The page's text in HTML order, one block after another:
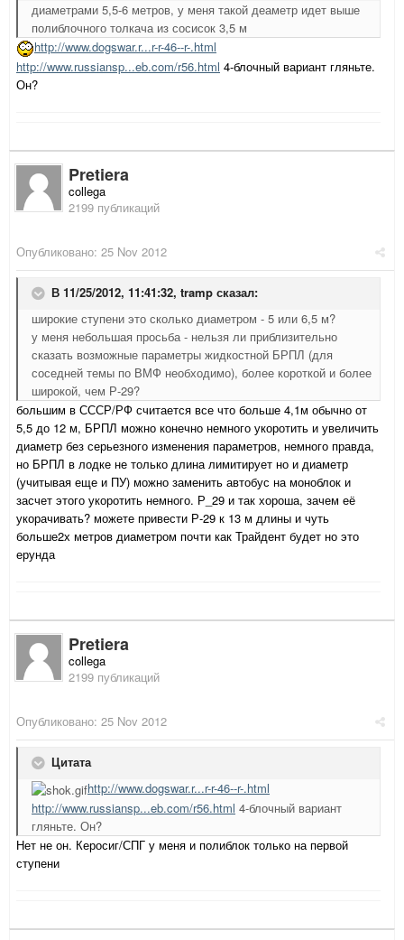
диаметрами 5,5-6 метров, у меня такой деаметр идет выше
полиблочного толкача из сосисок 3,5 м
http://www.dogswar.r...r-r-46--r-.html
http://www.russiansp...eb.com/r56.html 4-блочный вариант гляньте.
Он?
Pretiera
collega
2199 публикаций
Опубликовано: 25 Nov 2012
В 11/25/2012, 11:41:32, tramp сказал:
широкие ступени это сколько диаметром - 5 или 6,5 м?
у меня небольшая просьба - нельзя ли приблизительно
сказать возможные параметры жидкостной БРПЛ (для
соседней темы по ВМФ необходимо), более короткой и более
широкой, чем Р-29?
большим в СССР/РФ считается все что больше 4,1м обычно от
5,5 до 12 м, БРПЛ можно конечно немного укоротить и увеличить
диаметр без серьезного изменения параметров, немного правда,
но БРПЛ в лодке не только длина лимитирует но и диаметр
(учитывая еще и ПУ) можно заменить автобус на моноблок и
засчет этого укоротить немного. Р_29 и так хороша, зачем её
укорачивать? можете привести Р-29 к 13 м длины и чуть
больше2х метров диаметром почти как Трайдент будет но это
ерунда
Pretiera
collega
2199 публикаций
Опубликовано: 25 Nov 2012
Цитата
http://www.dogswar.r...r-r-46--r-.html
http://www.russiansp...eb.com/r56.html 4-блочный вариант
гляньте. Он?
Нет не он. Керосиг/СПГ у меня и полиблок только на первой
ступени